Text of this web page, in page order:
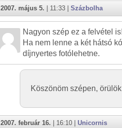
2007. május 5. | 11:33 | Százbolha
Nagyon szép ez a felvétel
Ha nem lenne a két hátsó
díjnyertes fotólehetne.
Köszönöm szépen,
2007. február 16. | 16:10 | Unicornis